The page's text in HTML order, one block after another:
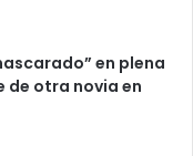
en plena
de otra novia en